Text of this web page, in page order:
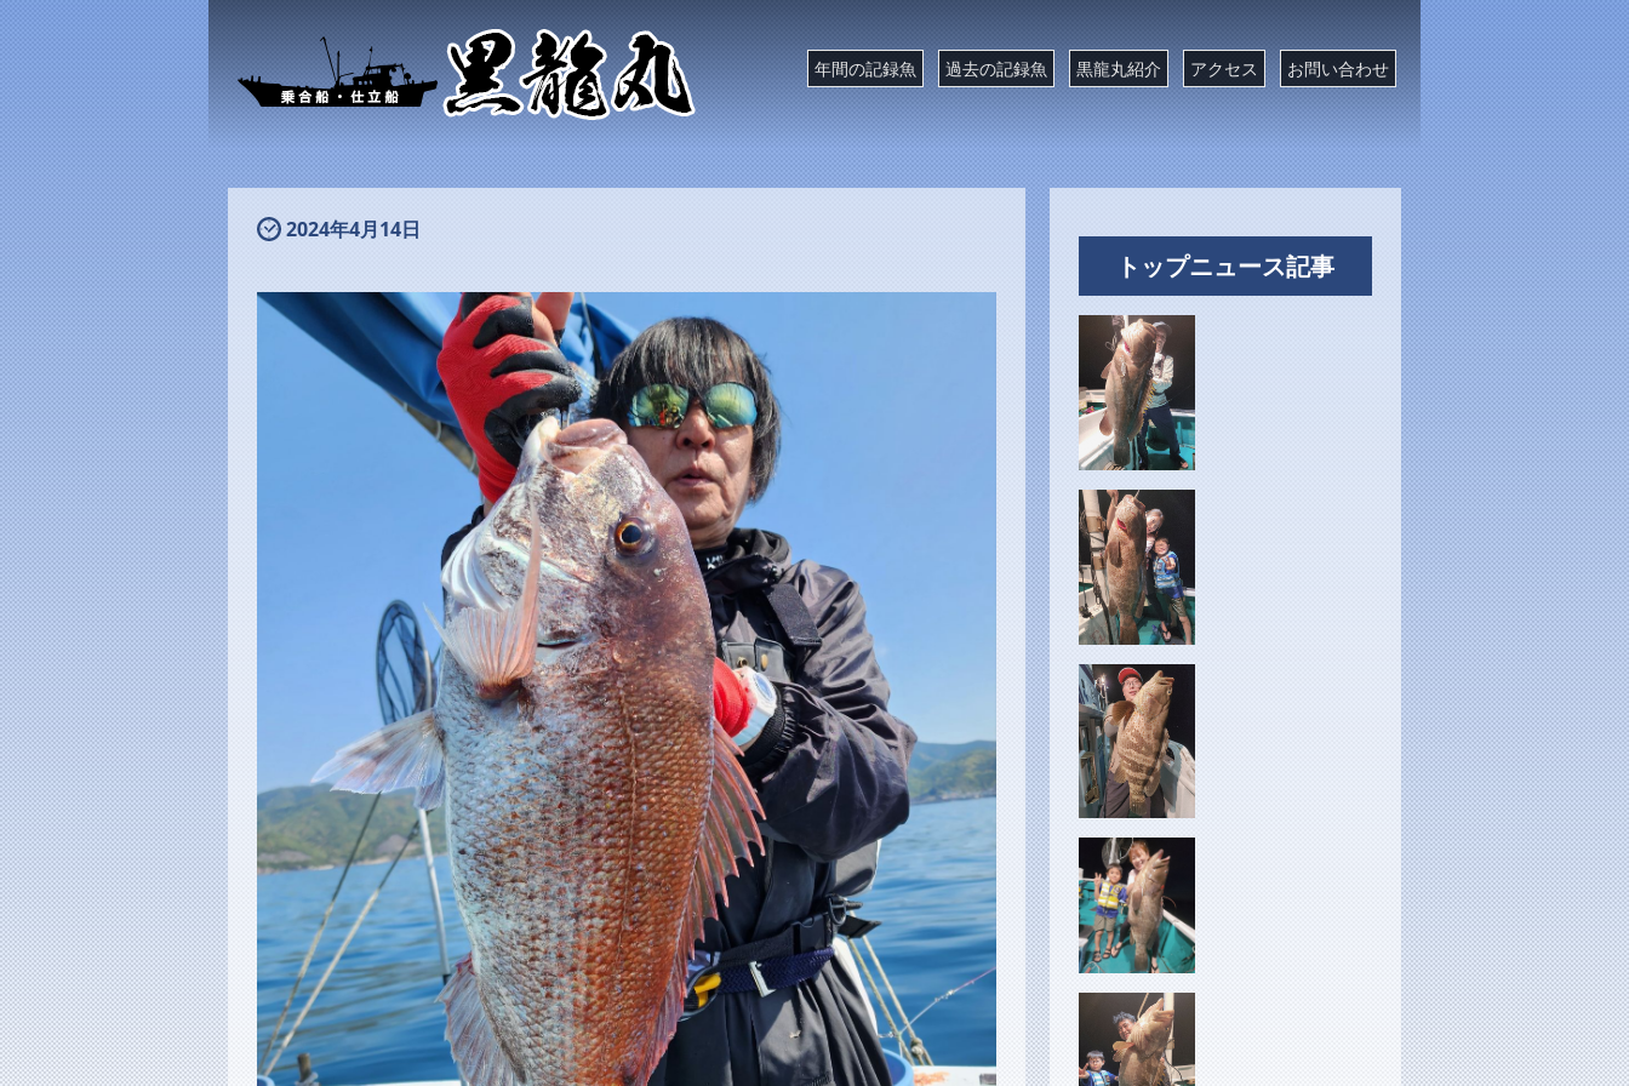
年間の記録魚 過去の記録魚 黒龍丸紹介 アクセス お問い合わせ
2024年4月14日
トップニュース記事